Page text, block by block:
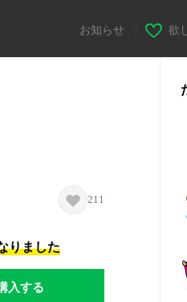
お知らせ 欲
211
りました
入する